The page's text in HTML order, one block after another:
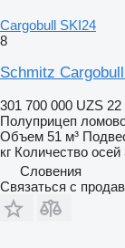
Cargobull SKI24
8
Schmitz
301 700 000 UZS 22
Полуприцеп
Объем 51 м³
кг Количество осей
Словения
Связаться с